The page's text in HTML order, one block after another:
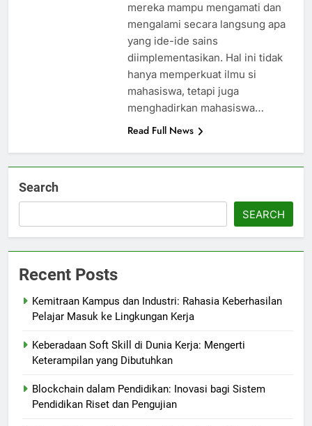
mereka mampu mengamati dan
mengalami secara langsung apa
yang ide-ide sains
diimplementasikan. Hal ini tidak
hanya memperkuat ilmu si
mahasiswa, tetapi juga
menghadirkan mahasiswa…
Read Full News
Search
SEARCH
Recent Posts
Kemitraan Kampus dan Industri: Rahasia Keberhasilan
Pelajar Masuk ke Lingkungan Kerja
Keberadaan Soft Skill di Dunia Kerja: Mengerti
Keterampilan yang Dibutuhkan
Blockchain dalam Pendidikan: Inovasi bagi Sistem
Pendidikan Riset dan Pengujian